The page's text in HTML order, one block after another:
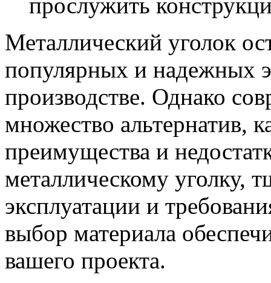
Металлический уголок
популярных и надежных
производстве. Однако
множество альтернатив,
преимущества и
металлическому уголку,
эксплуатации и
выбор материала
вашего проекта.